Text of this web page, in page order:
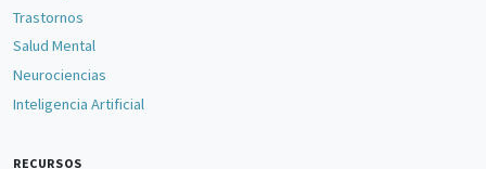
Trastornos
Salud Mental
Neurociencias
Inteligencia Artificial
RECURSOS